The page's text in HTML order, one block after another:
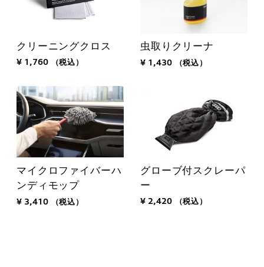
クリーニングクロス
¥ 1,760 （税込）
虫取りクリーナ
¥ 1,430 （税込）
マイクロファイバーハ
ンディモップ
¥ 3,410 （税込）
グローブ付スクレーパ
ー
¥ 2,420 （税込）